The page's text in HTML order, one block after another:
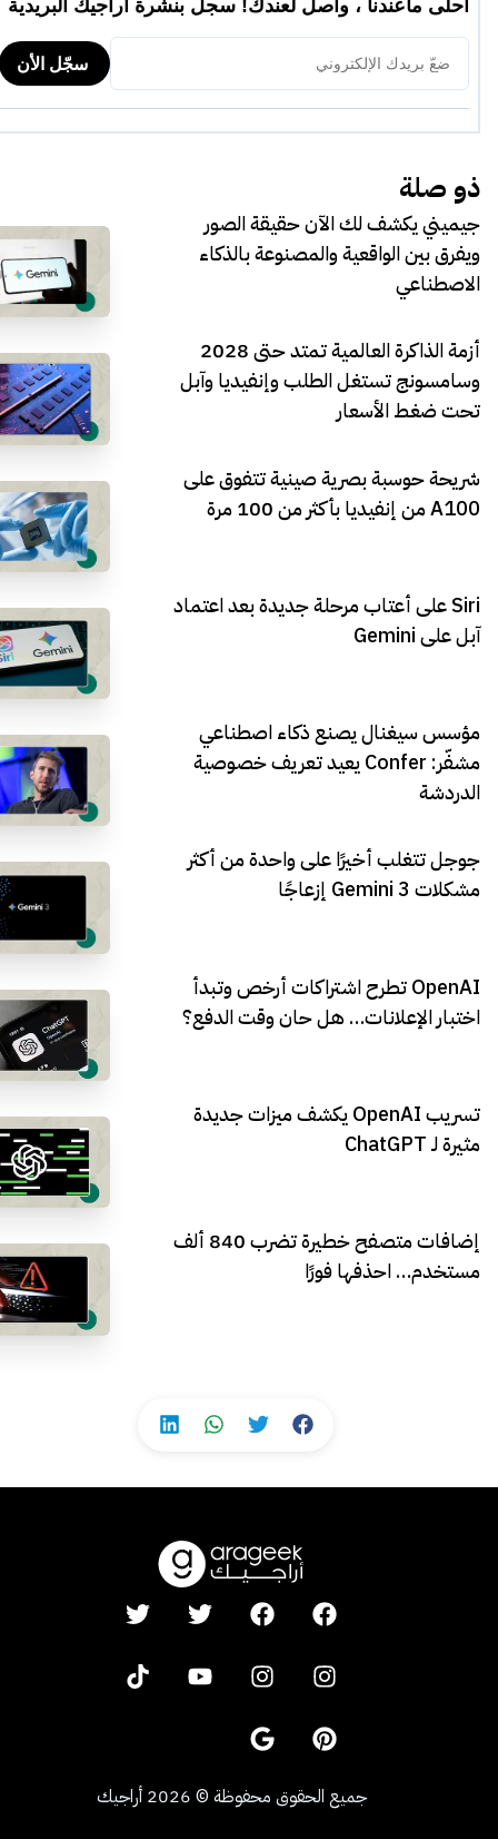
ذو صلة
جيميني يكشف لك الآن حقيقة الصور
ويفرق بين الواقعية والمصنوعة بالذكاء
الاصطناعي
أزمة الذاكرة العالمية تمتد حتى 2028
وسامسونج تستغل الطلب وإنفيديا وآبل
تحت ضغط الأسعار
شريحة حوسبة بصرية صينية تتفوق على
A100 من إنفيديا بأكثر من 100 مرة
Siri على أعتاب مرحلة جديدة بعد اعتماد
آبل على Gemini
مؤسس سيغنال يصنع ذكاء اصطناعي
مشفّر: Confer يعيد تعريف خصوصية
الدردشة
جوجل تتغلب أخيرًا على واحدة من أكثر
مشكلات Gemini 3 إزعاجًا
OpenAI تطرح اشتراكات أرخص وتبدأ
اختبار الإعلانات… هل حان وقت الدفع؟
تسريب OpenAI يكشف ميزات جديدة
مثيرة لـ ChatGPT
إضافات متصفح خطيرة تضرب 840 ألف
مستخدم… احذفها فورًا
جميع الحقوق محفوظة ©
2026 أراجيك